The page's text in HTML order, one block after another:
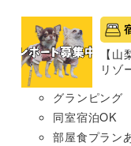
【
リゾ
グランピング
同室宿泊OK
部屋食プラン